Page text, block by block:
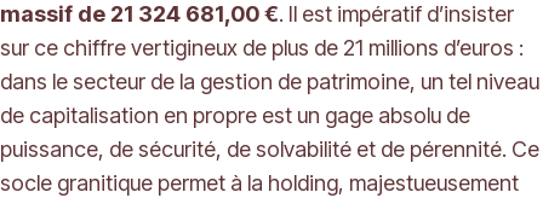
massif de 21 324 681,00 €. Il est impératif d’insister
sur ce chiffre vertigineux de plus de 21 millions d’euros :
dans le secteur de la gestion de patrimoine, un tel niveau
de capitalisation en propre est un gage absolu de
puissance, de sécurité, de solvabilité et de pérennité. Ce
socle granitique permet à la holding, majestueusement